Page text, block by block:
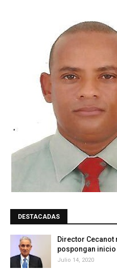
DESTACADAS
Director Cecanot
pospongan
Julio 14, 2020